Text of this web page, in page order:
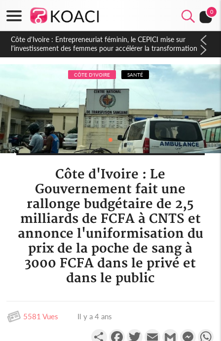
0
Côte d'Ivoire : Indépendance, le sous-préfet de Lobakuya
(Sassandra) relève des avancées importantes dans sa
circonscription
CÔTE D'IVOIRE SANTÉ
Côte d'Ivoire : Le
Gouvernement fait une
rallonge budgétaire de 2,5
milliards de FCFA à CNTS et
annonce l'uniformisation du
prix de la poche de sang à
3000 FCFA dans le privé et
dans le public
5581 Vues Il y a 4 ans
PartagerFacebookTwitterEmail Gmail